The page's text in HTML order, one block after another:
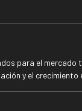
para el
y el crecimiento